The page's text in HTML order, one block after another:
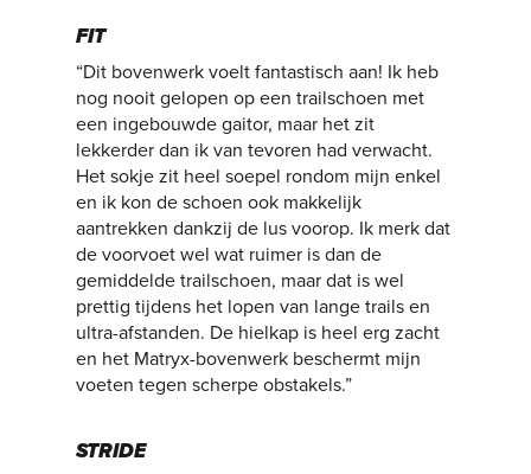
FIT
“Dit bovenwerk voelt fantastisch aan! Ik heb
nog nooit gelopen op een trailschoen met
een ingebouwde gaitor, maar het zit
lekkerder dan ik van tevoren had verwacht.
Het sokje zit heel soepel rondom mijn enkel
en ik kon de schoen ook makkelijk
aantrekken dankzij de lus voorop. Ik merk dat
de voorvoet wel wat ruimer is dan de
gemiddelde trailschoen, maar dat is wel
prettig tijdens het lopen van lange trails en
ultra-afstanden. De hielkap is heel erg zacht
en het Matryx-bovenwerk beschermt mijn
voeten tegen scherpe obstakels.”
STRIDE